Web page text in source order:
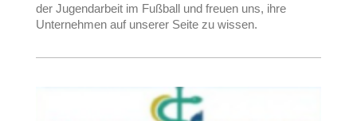
der Jugendarbeit im Fußball und freuen uns, ihre
Unternehmen auf unserer Seite zu wissen.